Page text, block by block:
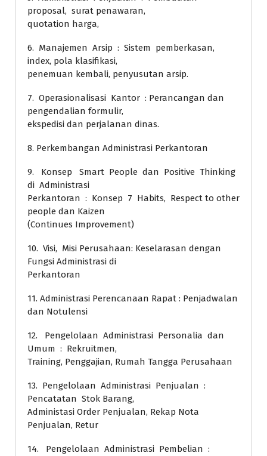
proposal, surat penawaran,
quotation harga,
6. Manajemen Arsip : Sistem pemberkasan,
index, pola klasifikasi,
penemuan kembali, penyusutan arsip.
7. Operasionalisasi Kantor : Perancangan dan
pengendalian formulir,
ekspedisi dan perjalanan dinas.
8. Perkembangan Administrasi Perkantoran
9. Konsep Smart People dan Positive Thinking
di Administrasi
Perkantoran : Konsep 7 Habits, Respect to other
people dan Kaizen
(Continues Improvement)
10. Visi, Misi Perusahaan: Keselarasan dengan
Fungsi Administrasi di
Perkantoran
11. Administrasi Perencanaan Rapat : Penjadwalan
dan Notulensi
12. Pengelolaan Administrasi Personalia dan
Umum : Rekruitmen,
Training, Penggajian, Rumah Tangga Perusahaan
13. Pengelolaan Administrasi Penjualan :
Pencatatan Stok Barang,
Administasi Order Penjualan, Rekap Nota
Penjualan, Retur
14. Pengelolaan Administrasi Pembelian :